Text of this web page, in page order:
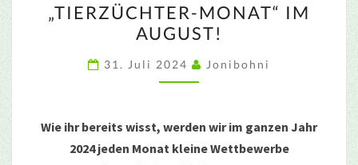
MONAT“
IM
AUGUST!
„TIERZÜCHTER-MONAT“ IM
AUGUST!
31. Juli 2024 Jonibohni
Wie ihr bereits wisst, werden wir im ganzen Jahr
2024 jeden Monat kleine Wettbewerbe